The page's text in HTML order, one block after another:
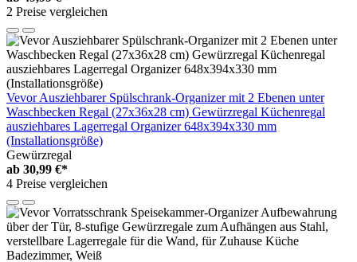
2 Preise vergleichen
Vevor Ausziehbarer Spülschrank-Organizer mit 2 Ebenen unter
Waschbecken Regal (27x36x28 cm) Gewürzregal Küchenregal
ausziehbares Lagerregal Organizer 648x394x330 mm
(Installationsgröße)
Gewürzregal
ab 30,99 €*
4 Preise vergleichen